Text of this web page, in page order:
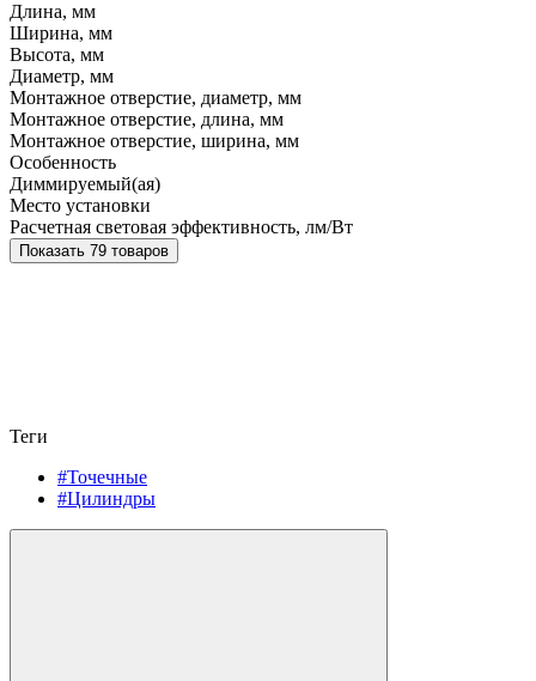
Длина, мм
Ширина, мм
Высота, мм
Диаметр, мм
Монтажное отверстие, диаметр, мм
Монтажное отверстие, длина, мм
Монтажное отверстие, ширина, мм
Особенность
Диммируемый(ая)
Место установки
Расчетная световая эффективность, лм/Вт
Показать 79 товаров
Теги
#Точечные
#Цилиндры